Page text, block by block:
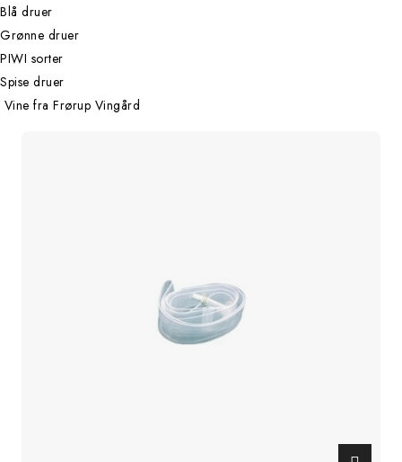
Blå druer
Grønne druer
PIWI sorter
Spise druer
Vine fra Frørup Vingård